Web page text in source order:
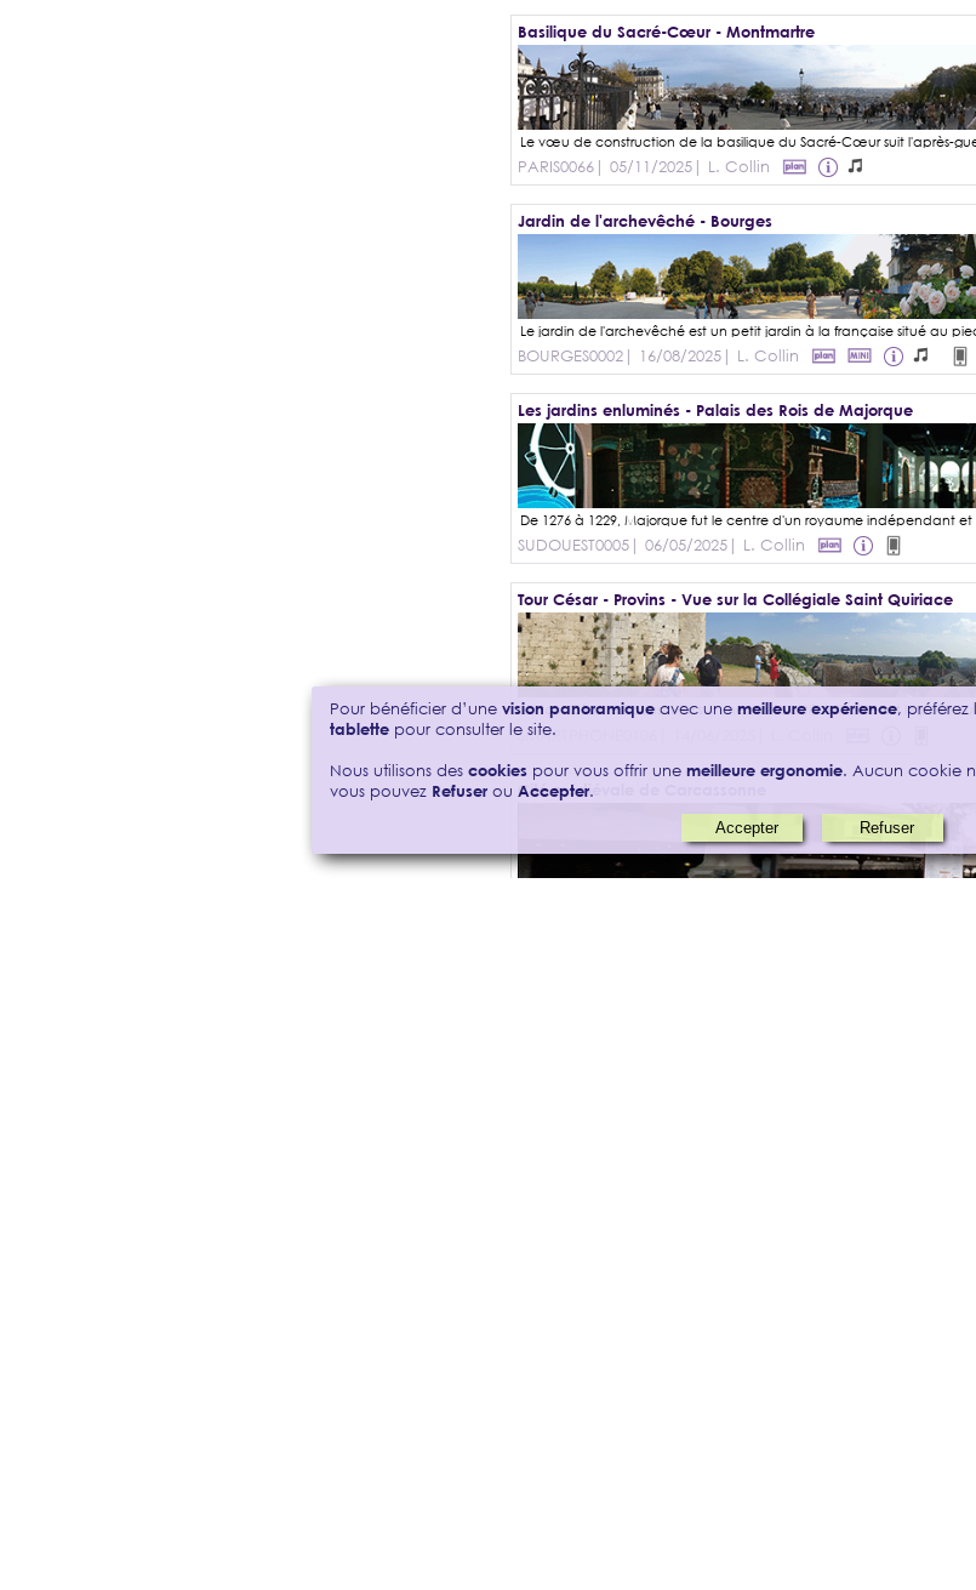
Basilique du Sacré-Cœur - Montmartre
PARIS0066 | 05/11/2025 | L. Collin
Jardin de l'archevêché - Bourges
BOURGES0002 | 16/08/2025 | L. Collin
Les jardins enluminés - Palais des Rois de Majorque
SUDOUEST0005 | 06/05/2025 | L. Collin
Tour César - Provins - Vue sur la Collégiale Saint Quiriace
SMARTPHONE0106
Cité médiévale de Carcassonne
Pour bénéficier d’une vision panoramique avec une meilleure expérience, préférez
tablette pour consulter le site.
Nous utilisons des cookies pour vous offrir une meilleure ergonomie. Aucun cookie
vous pouvez Refuser ou Accepter.